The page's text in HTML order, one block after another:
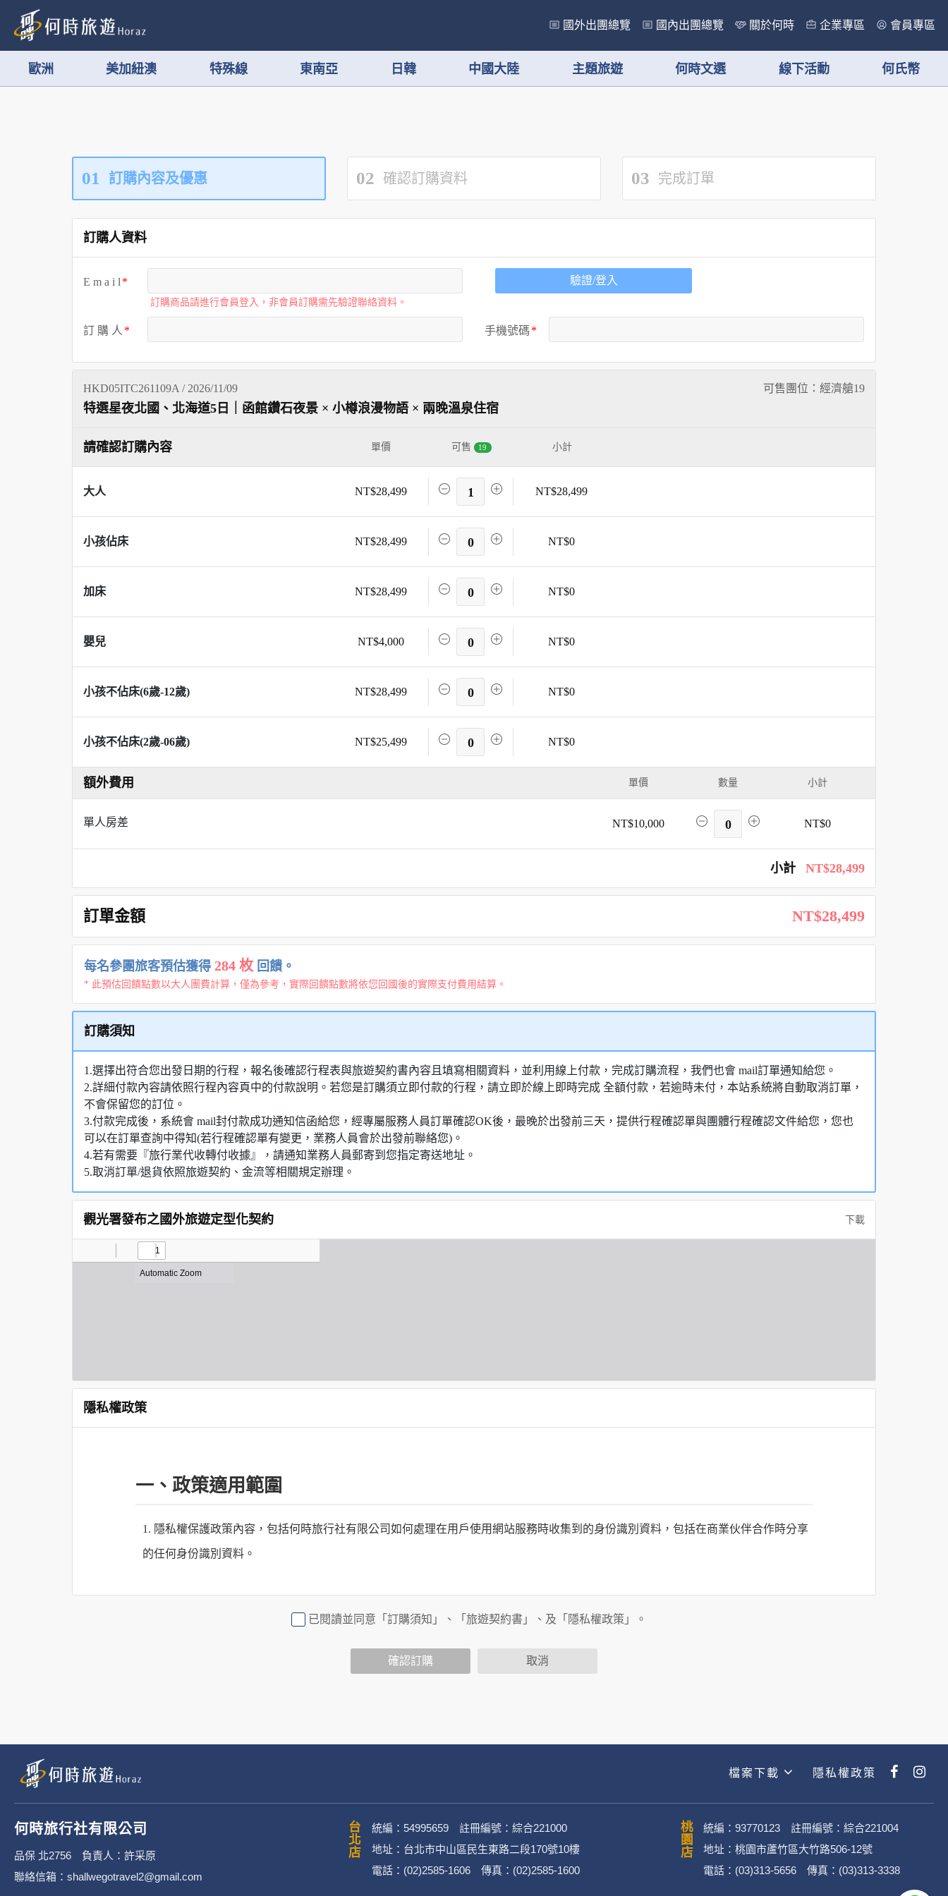
國外出團總覽 國內出團總覽 關於何時 企業專區 會員專區
歐洲 美加紐澳 特殊線 東南亞 日韓 中國大陸 主題旅遊 何時文選 線下活動 何氏幣
01 訂購內容及優惠 02 確認訂購資料 03 完成訂單
訂購人資料
E m a i l
訂購商品請進行會員登入，非會員訂購需先驗證聯絡資料。
驗證/登入
訂 購 人 手機號碼
HKD05ITC261109A / 2026/11/09 可售團位：經濟艙19
特選星夜北國、北海道5日｜函館鑽石夜景 × 小樽浪漫物語 × 兩晚溫泉住宿
請確認訂購內容 單價 可售 19 小計
大人 NT$28,499 1 NT$28,499
小孩佔床 NT$28,499 0 NT$0
加床 NT$28,499 0 NT$0
嬰兒 NT$4,000 0 NT$0
小孩不佔床(6歲-12歲) NT$28,499 0 NT$0
小孩不佔床(2歲-06歲) NT$25,499 0 NT$0
額外費用 單價 數量 小計
單人房差 NT$10,000 0 NT$0
小計 NT$28,499
訂單金額 NT$28,499
每名參團旅客預估獲得 284 枚 回饋。
* 此預估回饋點數以大人團費計算，僅為參考，實際回饋點數將依您回國後的實際支付費用結算。
訂購須知
1.選擇出符合您出發日期的行程，報名後確認行程表與旅遊契約書內容且填寫相關資料，並利用線上付款，完成訂購流程，我們也會 mail訂單通知給您。
2.詳細付款內容請依照行程內容頁中的付款說明。若您是訂購須立即付款的行程，請立即於線上即時完成 全額付款，若逾時未付，本站系統將自動取消訂單，
不會保留您的訂位。
3.付款完成後，系統會 mail封付款成功通知信函給您，經專屬服務人員訂單確認OK後，最晚於出發前三天，提供行程確認單與團體行程確認文件給您，您也
可以在訂單查詢中得知(若行程確認單有變更，業務人員會於出發前聯絡您)。
4.若有需要『旅行業代收轉付收據』，請通知業務人員郵寄到您指定寄送地址。
5.取消訂單/退貨依照旅遊契約、金流等相關規定辦理。
觀光署發布之國外旅遊定型化契約 下載
隱私權政策
一、政策適用範圍
1. 隱私權保護政策內容，包括何時旅行社有限公司如何處理在用戶使用網站服務時收集到的身份識別資料，包括在商業伙伴合作時分享
的任何身份識別資料。
行社有限公司旗下網站上的廣告廠商連結，這些置放連結的廠商也可能蒐集您個人的資料。對於您主動提供的個人資訊，這些廣告廠商
3. 您個人在何時旅行社有限公司旗下網站上的聊天室或討論區中任意公開個人資料的行為，在非經加密的保護下，不適用於何時旅行社
二、個資蒐集處理利用
2. 蒐集目的：提供本公司相關服務、行銷、客戶管理、會員管理及其他與第三人合作之行銷推廣活動。
3. 個人資料類別：
辨識個人者(包含但不限於中英文姓名、地址、聯絡電話、電子郵件信箱、通訊軟帳號、社群．媒體帳號、網路平台申請之帳號及
已閱讀並同意「訂購須知」、「旅遊契約書」、及「隱私權政策」。
確認訂購 取消
檔案下載 隱私權政策
何時旅行社有限公司
品保 北2756 負責人：許采原
聯絡信箱：shallwegotravel2@gmail.com
台北店
統編：54995659 註冊編號：綜合221000
地址：台北市中山區民生東路二段170號10樓
電話：(02)2585-1606 傳真：(02)2585-1600
桃園店
統編：93770123 註冊編號：綜合221004
地址：桃園市蘆竹區大竹路506-12號
電話：(03)313-5656 傳真：(03)313-3338